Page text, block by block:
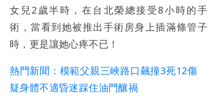
女兒2歲半時，在台北榮總接受8小時的手
術，當看到她被推出手術房身上插滿條管子
時，更是讓她心疼不已！
熱門新聞：模範父親三峽路口飆撞3死12傷
疑身體不適昏迷踩住油門釀禍